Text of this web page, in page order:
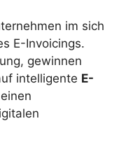
im sich
E-Invoicings.
gewinnen
intelligente E-